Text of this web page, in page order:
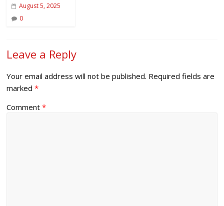
August 5, 2025
0
Leave a Reply
Your email address will not be published. Required fields are
marked*
Comment*